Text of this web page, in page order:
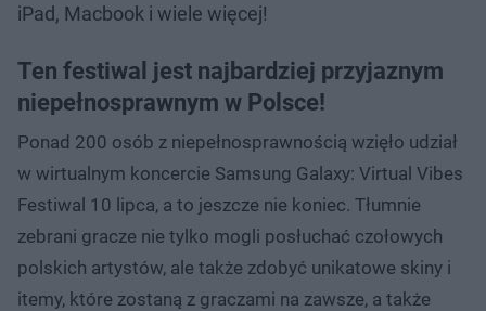
iPad, Macbook i wiele więcej!
Ten festiwal jest najbardziej przyjaznym
niepełnosprawnym w Polsce!
Ponad 200 osób z niepełnosprawnością wzięło udział
w wirtualnym koncercie Samsung Galaxy: Virtual Vibes
Festiwal 10 lipca, a to jeszcze nie koniec. Tłumnie
zebrani gracze nie tylko mogli posłuchać czołowych
polskich artystów, ale także zdobyć unikatowe skiny i
itemy, które zostaną z graczami na zawsze, a także